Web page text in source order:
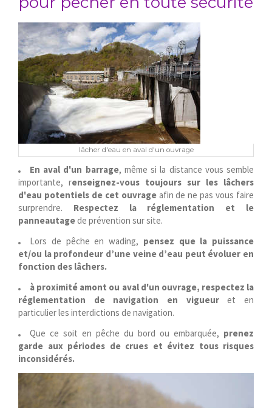
lâcher d'eau en aval d'un ouvrage
En aval d'un barrage, même si la distance vous semble
importante, renseignez-vous toujours sur les lâchers
d'eau potentielsde cet ouvrageafin de ne pas vous faire
surprendre. Respectez la réglementation et le
panneautagede prévention sur site.
Lors de pêche en wading, pensez que la puissance
et/ou la profondeur d’une veine d’eau peut évoluer en
fonction des lâchers.
à proximité amont ou aval d'un ouvrage, respectez la
réglementation de navigation en vigueuret en
particulier les interdictions de navigation.
Que ce soit en pêche du bord ou embarquée, prenez
garde aux périodes de crues et évitez tous risques
inconsidérés.